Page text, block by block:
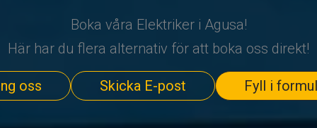
Boka våra Elektriker i Agusa!
Här har du flera alternativ för att boka oss direkt!
oss Skicka E-post Fyll i